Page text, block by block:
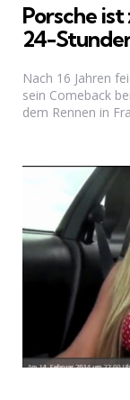
Porsche
24-
Nach 16 Jahren
sein Comeback
dem Rennen in